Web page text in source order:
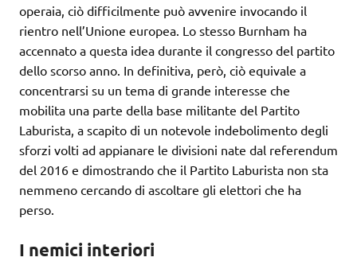
operaia, ciò difficilmente può avvenire invocando il
rientro nell’Unione europea. Lo stesso Burnham ha
accennato a questa idea durante il congresso del partito
dello scorso anno. In definitiva, però, ciò equivale a
concentrarsi su un tema di grande interesse che
mobilita una parte della base militante del Partito
Laburista, a scapito di un notevole indebolimento degli
sforzi volti ad appianare le divisioni nate dal referendum
del 2016 e dimostrando che il Partito Laburista non sta
nemmeno cercando di ascoltare gli elettori che ha
perso.
I nemici interiori